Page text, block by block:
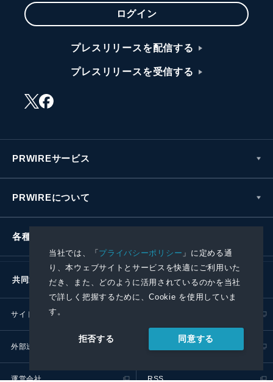
当社では、「プライバシーポリシー 」に定める通
り、本ウェブサイトとサービスを快適にご利用いた
だき、また、どのように活用されているのかを当社
で詳しく把握するために、Cookie を使用していま
す。
拒否する 同意する
ログイン
プレスリリースを配信する
プレスリリースを受信する
PRWIREサービス
PRWIREについて
各種お問い合わせ
共同通信社グループ
サイトポリシー
外部送信ポリシー プレスリリース取扱基準
運営会社 RSS